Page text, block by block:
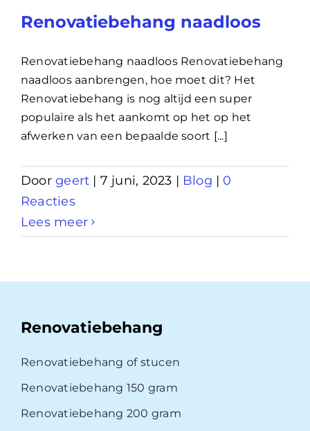
Renovatiebehang naadloos
Renovatiebehang naadloos Renovatiebehang
naadloos aanbrengen, hoe moet dit? Het
Renovatiebehang is nog altijd een super
populaire als het aankomt op het op het
afwerken van een bepaalde soort [...]
Doorgeert | 7 juni, 2023 | Blog | 0
Reacties
Lees meer
Renovatiebehang
Renovatiebehang of stucen
Renovatiebehang 150 gram
Renovatiebehang 200 gram